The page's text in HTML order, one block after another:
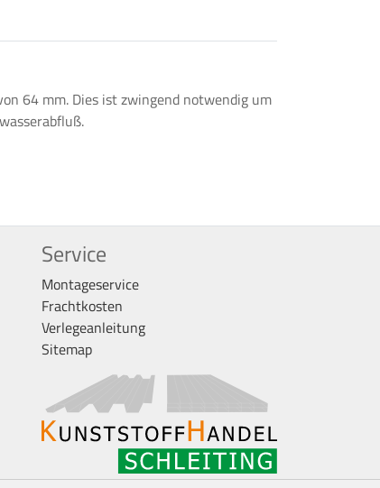
64 mm. Dies ist zwingend notwendig um
Service
Montageservice
Frachtkosten
Verlegeanleitung
Sitemap